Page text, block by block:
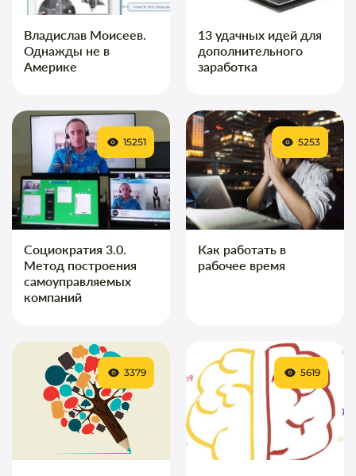
Владислав Моисеев.
Однажды не в
Америке
13 удачных идей для
дополнительного
заработка
Социократия 3.0.
Метод построения
самоуправляемых
компаний
15251
Как работать в
рабочее время
5253
3379 5619